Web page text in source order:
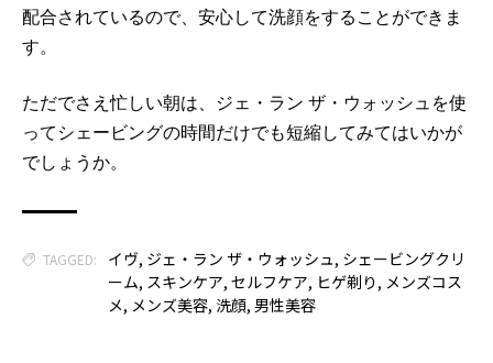
配合されているので、安心して洗顔をすることができま
す。
ただでさえ忙しい朝は、ジェ・ラン ザ・ウォッシュを使
ってシェービングの時間だけでも短縮してみてはいかが
でしょうか。
TAGGED: イヴ, ジェ・ラン ザ・ウォッシュ, シェービングクリ
ーム, スキンケア, セルフケア, ヒゲ剃り , メンズコス
メ, メンズ美容, 洗顔, 男性美容